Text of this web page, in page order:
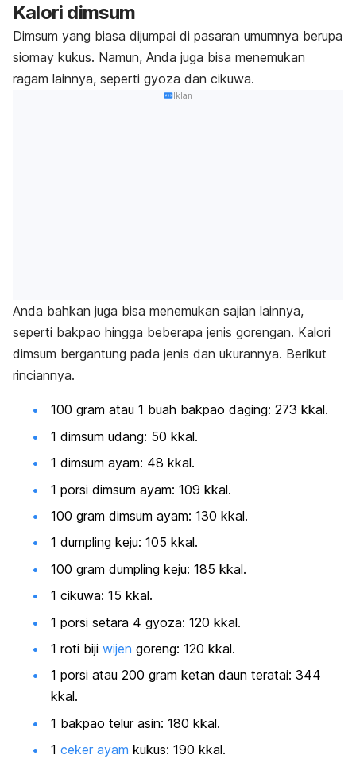
Kalori dimsum
Dimsum yang biasa dijumpai di pasaran umumnya berupa
siomay kukus. Namun, Anda juga bisa menemukan
ragam lainnya, seperti gyoza dan cikuwa.
Iklan
Anda bahkan juga bisa menemukan sajian lainnya,
seperti bakpao hingga beberapa jenis gorengan. Kalori
dimsum bergantung pada jenis dan ukurannya. Berikut
rinciannya.
100 gram atau 1 buah bakpao daging: 273 kkal.
1 dimsum udang: 50 kkal.
1 dimsum ayam: 48 kkal.
1 porsi dimsum ayam: 109 kkal.
100 gram dimsum ayam: 130 kkal.
1 dumpling keju: 105 kkal.
100 gram dumpling keju: 185 kkal.
1 cikuwa: 15 kkal.
1 porsi setara 4 gyoza: 120 kkal.
1 roti biji wijen goreng: 120 kkal.
1 porsi atau 200 gram ketan daun teratai: 344
kkal.
1 bakpao telur asin: 180 kkal.
1 ceker ayam kukus: 190 kkal.